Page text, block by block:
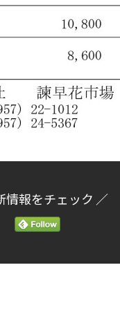
情報をチェック ／